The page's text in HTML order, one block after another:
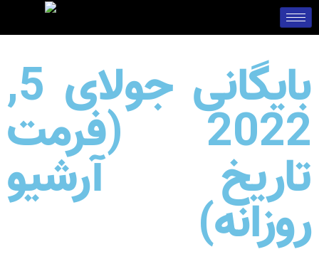
بایگانی جولای 5,
2022 (فرمت
تاریخ آرشیو
روزانه)